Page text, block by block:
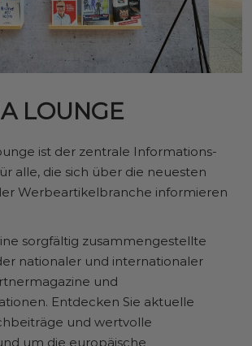
LOUNGE
ist der zentrale Informations-
alle, die sich über die neuesten
Werbeartikelbranche informieren
sorgfältig zusammengestellte
nationaler und internationaler
und
Entdecken Sie aktuelle
und wertvolle
um die europäische